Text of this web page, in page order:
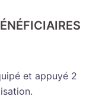
et appuyé 2